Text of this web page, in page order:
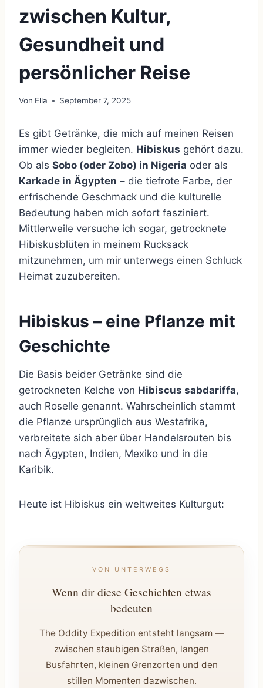
zwischen Kultur,
Gesundheit und
persönlicher Reise
Von Ella September 7, 2025
Es gibt Getränke, die mich auf meinen Reisen
immer wieder begleiten. Hibiskus gehört dazu.
Ob als Sobo (oder Zobo) in Nigeria oder als
Karkade in Ägypten – die tiefrote Farbe, der
erfrischende Geschmack und die kulturelle
Bedeutung haben mich sofort fasziniert.
Mittlerweile versuche ich sogar, getrocknete
Hibiskusblüten in meinem Rucksack
mitzunehmen, um mir unterwegs einen Schluck
Heimat zuzubereiten.
Hibiskus – eine Pflanze mit
Geschichte
Die Basis beider Getränke sind die
getrockneten Kelche von Hibiscus sabdariffa,
auch Roselle genannt. Wahrscheinlich stammt
die Pflanze ursprünglich aus Westafrika,
verbreitete sich aber über Handelsrouten bis
nach Ägypten, Indien, Mexiko und in die
Karibik.
Heute ist Hibiskus ein weltweites Kulturgut:
VON UNTERWEGS
Wenn dir diese Geschichten etwas
bedeuten
The Oddity Expedition entsteht langsam —
zwischen staubigen Straßen, langen
Busfahrten, kleinen Grenzorten und den
stillen Momenten dazwischen.